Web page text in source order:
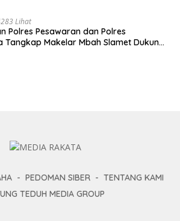
Lihat
Polres Pesawaran dan Polres
Tangkap Makelar Mbah Slamet Dukun
PEDOMAN SIBER
TENTANG KAMI
TEDUH MEDIA GROUP